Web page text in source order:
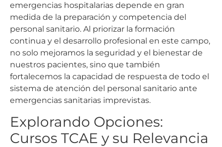
emergencias hospitalarias depende en gran
medida de la preparación y competencia del
personal sanitario. Al priorizar la formación
continua y el desarrollo profesional en este campo,
no solo mejoramos la seguridad y el bienestar de
nuestros pacientes, sino que también
fortalecemos la capacidad de respuesta de todo el
sistema de atención del personal sanitario ante
emergencias sanitarias imprevistas.
Explorando Opciones:
Cursos TCAE y su Relevancia